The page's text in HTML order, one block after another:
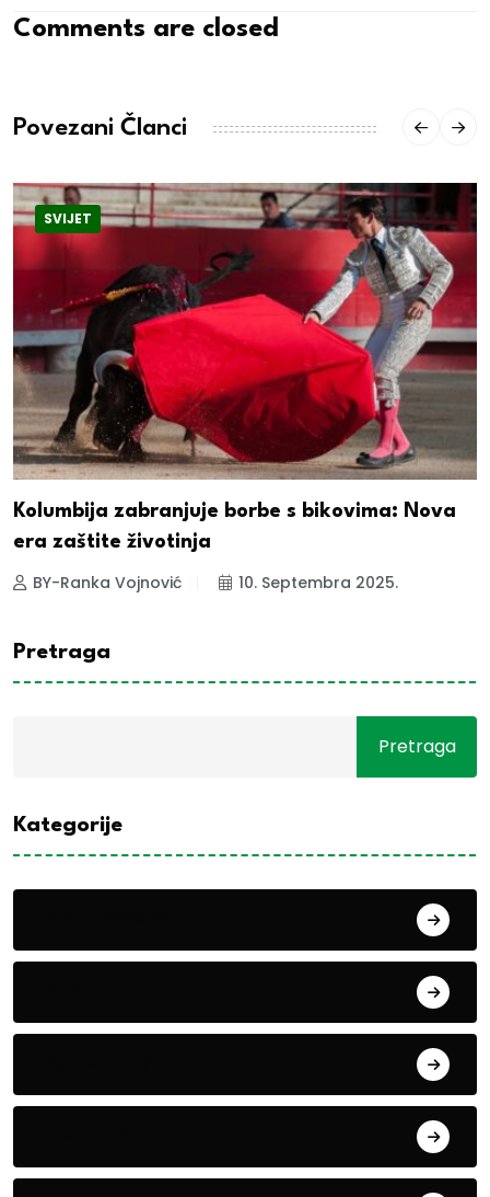
Comments are closed
Povezani Članci
SVIJET
Kolumbija zabranjuje borbe s bikovima: Nova
era zaštite životinja
BY-Ranka Vojnović 10. Septembra 2025.
Pretraga
Pretraga
Kategorije